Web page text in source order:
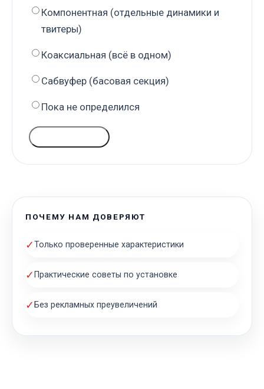
Компонентная (отдельные динамики и
твитеры)
Коаксиальная (всё в одном)
Сабвуфер (басовая секция)
Пока не определился
ПОЧЕМУ НАМ ДОВЕРЯЮТ
✓Только проверенные характеристики
✓ Практические советы по установке
✓ Без рекламных преувеличений